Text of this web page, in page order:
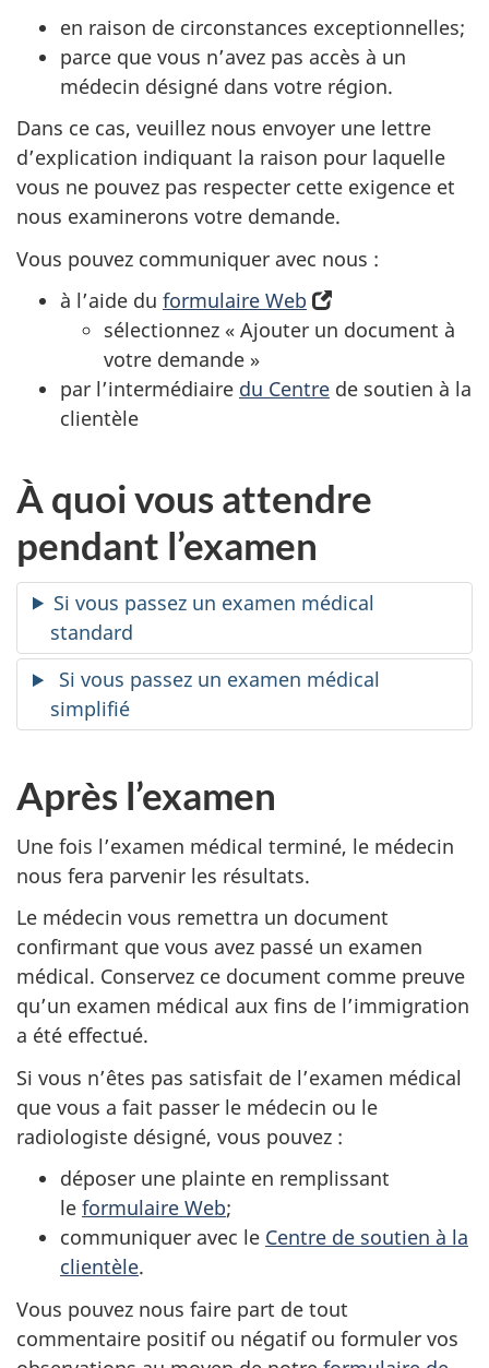
en raison de circonstances exceptionnelles;
parce que vous n’avez pas accès à un
médecin désigné dans votre région.
Dans ce cas, veuillez nous envoyer une lettre
d’explication indiquant la raison pour laquelle
vous ne pouvez pas respecter cette exigence et
nous examinerons votre demande.
Vous pouvez communiquer avec nous :
à l’aide du formulaire Web (s’ouvre
dans
nouvel
sélectionnez « Ajouter un document à
votre demande »
par l’intermédiaire du Centre de soutien à la
clientèle
À quoi vous attendre
pendant l’examen
Si vous passez un examen médical
standard
Si vous passez un examen médical
simplifié
Après l’examen
Une fois l’examen médical terminé, le médecin
nous fera parvenir les résultats.
Le médecin vous remettra un document
confirmant que vous avez passé un examen
médical. Conservez ce document comme preuve
qu’un examen médical aux fins de l’immigration
a été effectué.
Si vous n’êtes pas satisfait de l’examen médical
que vous a fait passer le médecin ou le
radiologiste désigné, vous pouvez :
déposer une plainte en remplissant
le formulaire Web;
communiquer avec le Centre de soutien à la
clientèle.
Vous pouvez nous faire part de tout
commentaire positif ou négatif ou formuler vos